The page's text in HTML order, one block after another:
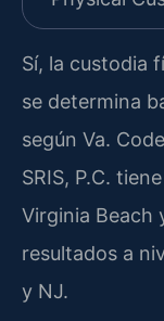
Sí, la custodia
se determina
según Va.
SRIS, P.C.
Virginia Beach
resultados a
y NJ.